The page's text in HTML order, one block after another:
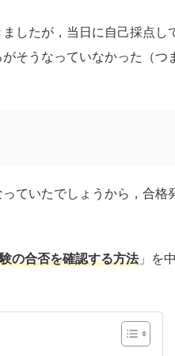
したが，当日に自己採点し
そうなっていなかった（つ
ていたでしょうから，合格
の合否を確認する方法」を